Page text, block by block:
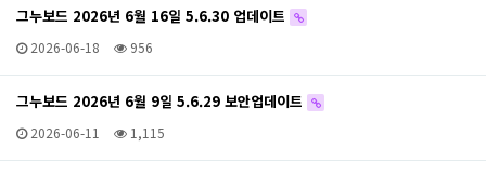
그누보드 2026년 6월 16일 5.6.30 업데이트
2026-06-18 956
그누보드 2026년 6월 9일 5.6.29 보안업데이트
2026-06-11 1,115